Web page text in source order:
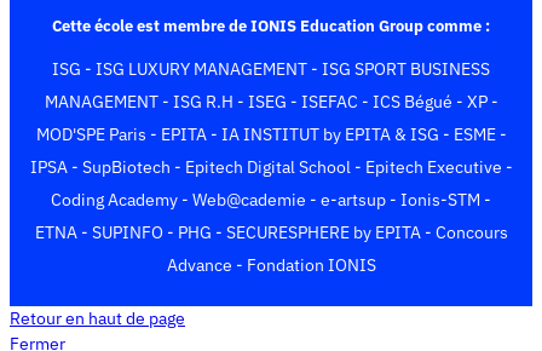
o
k
g
a
m
t
e
r
d
n
o
k
g
a
m
k
b
Cette école est membre de IONIS Education Group comme :
ISG - ISG LUXURY MANAGEMENT - ISG SPORT BUSINESS
MANAGEMENT- ISG R.H - ISEG - ISEFAC - ICS Bégué - XP-
MOD'SPE Paris - EPITA- IA INSTITUT by EPITA & ISG - ESME-
IPSA- SupBiotech - Epitech Digital School- Epitech Executive -
Coding Academy - Web@cademie - e-artsup - Ionis-STM -
ETNA- SUPINFO - PHG - SECURESPHERE by EPITA- Concours
Advance - Fondation IONIS
Retour en haut de page
Fermer